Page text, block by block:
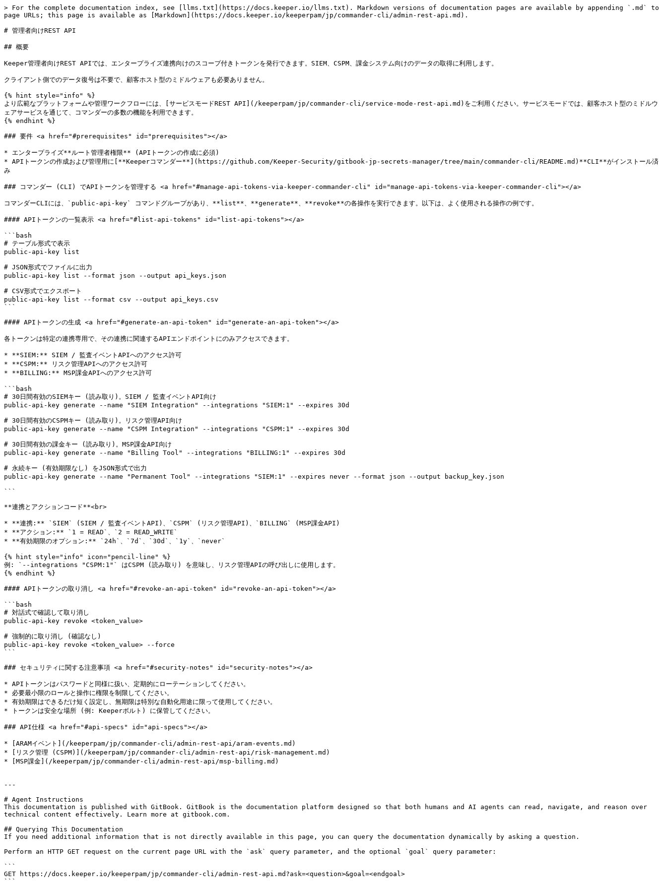
> For the complete documentation index, see [llms.txt](https://docs.keeper.io/llms.txt). Markdown versions of documentation pages are available by appending `.md` to
page URLs; this page is available as [Markdown](https://docs.keeper.io/keeperpam/jp/commander-cli/admin-rest-api.md).
# 管理者向けREST API
## 概要
Keeper管理者向けREST APIでは、エンタープライズ連携向けのスコープ付きトークンを発行できます。SIEM、CSPM、課金システム向けのデータの取得に利用します。
クライアント側でのデータ復号は不要で、顧客ホスト型のミドルウェアも必要ありません。
{% hint style="info" %}
より広範なプラットフォームや管理ワークフローには、[サービスモードREST API](/keeperpam/jp/commander-cli/service-mode-rest-api.md)をご利用ください。サービスモードでは、顧客ホスト型のミドルウ
ェアサービスを通じて、コマンダーの多数の機能を利用できます。
{% endhint %}
### 要件 <a href="#prerequisites" id="prerequisites"></a>
* エンタープライズ**ルート管理者権限** (APIトークンの作成に必須)
* APIトークンの作成および管理用に[**Keeperコマンダー**](https://github.com/Keeper-Security/gitbook-jp-secrets-manager/tree/main/commander-cli/README.md)**CLI**がインストール済
み
### コマンダー (CLI) でAPIトークンを管理する <a href="#manage-api-tokens-via-keeper-commander-cli" id="manage-api-tokens-via-keeper-commander-cli"></a>
コマンダーCLIには、`public-api-key` コマンドグループがあり、**list**、**generate**、**revoke**の各操作を実行できます。以下は、よく使用される操作の例です。
#### APIトークンの一覧表示 <a href="#list-api-tokens" id="list-api-tokens"></a>
```bash
# テーブル形式で表示
public-api-key list
# JSON形式でファイルに出力
public-api-key list --format json --output api_keys.json
# CSV形式でエクスポート
public-api-key list --format csv --output api_keys.csv
```
#### APIトークンの生成 <a href="#generate-an-api-token" id="generate-an-api-token"></a>
各トークンは特定の連携専用で、その連携に関連するAPIエンドポイントにのみアクセスできます。
* **SIEM:** SIEM / 監査イベントAPIへのアクセス許可
* **CSPM:** リスク管理APIへのアクセス許可
* **BILLING:** MSP課金APIへのアクセス許可
```bash
# 30日間有効のSIEMキー (読み取り)。SIEM / 監査イベントAPI向け
public-api-key generate --name "SIEM Integration" --integrations "SIEM:1" --expires 30d
# 30日間有効のCSPMキー (読み取り)。リスク管理API向け
public-api-key generate --name "CSPM Integration" --integrations "CSPM:1" --expires 30d
# 30日間有効の課金キー (読み取り)。MSP課金API向け
public-api-key generate --name "Billing Tool" --integrations "BILLING:1" --expires 30d
# 永続キー (有効期限なし) をJSON形式で出力
public-api-key generate --name "Permanent Tool" --integrations "SIEM:1" --expires never --format json --output backup_key.json
```
**連携とアクションコード**<br>
* **連携:** `SIEM` (SIEM / 監査イベントAPI)、`CSPM` (リスク管理API)、`BILLING` (MSP課金API)
* **アクション:** `1 = READ`、`2 = READ_WRITE`
* **有効期限のオプション:** `24h`、`7d`、`30d`、`1y`、`never`
{% hint style="info" icon="pencil-line" %}
例: `--integrations "CSPM:1"` はCSPM (読み取り) を意味し、リスク管理APIの呼び出しに使用します。
{% endhint %}
#### APIトークンの取り消し <a href="#revoke-an-api-token" id="revoke-an-api-token"></a>
```bash
# 対話式で確認して取り消し
public-api-key revoke <token_value>
# 強制的に取り消し (確認なし)
public-api-key revoke <token_value> --force
```
### セキュリティに関する注意事項 <a href="#security-notes" id="security-notes"></a>
* APIトークンはパスワードと同様に扱い、定期的にローテーションしてください。
* 必要最小限のロールと操作に権限を制限してください。
* 有効期限はできるだけ短く設定し、無期限は特別な自動化用途に限って使用してください。
* トークンは安全な場所 (例: Keeperボルト) に保管してください。
### API仕様 <a href="#api-specs" id="api-specs"></a>
* [ARAMイベント](/keeperpam/jp/commander-cli/admin-rest-api/aram-events.md)
* [リスク管理 (CSPM)](/keeperpam/jp/commander-cli/admin-rest-api/risk-management.md)
* [MSP課金](/keeperpam/jp/commander-cli/admin-rest-api/msp-billing.md)
---
# Agent Instructions
This documentation is published with GitBook. GitBook is the documentation platform designed so that both humans and AI agents can read, navigate, and reason over
technical content effectively. Learn more at gitbook.com.
## Querying This Documentation
If you need additional information that is not directly available in this page, you can query the documentation dynamically by asking a question.
Perform an HTTP GET request on the current page URL with the `ask` query parameter, and the optional `goal` query parameter:
```
GET https://docs.keeper.io/keeperpam/jp/commander-cli/admin-rest-api.md?ask=<question>&goal=<endgoal>
```